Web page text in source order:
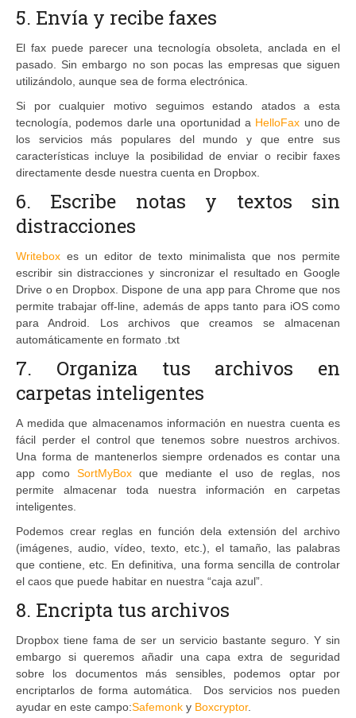
5. Envía y recibe faxes
El fax puede parecer una tecnología obsoleta, anclada en el
pasado. Sin embargo no son pocas las empresas que siguen
utilizándolo, aunque sea de forma electrónica.
Si por cualquier motivo seguimos estando atados a esta
tecnología, podemos darle una oportunidad a HelloFax uno de
los servicios más populares del mundo y que entre sus
características incluye la posibilidad de enviar o recibir faxes
directamente desde nuestra cuenta en Dropbox.
6. Escribe notas y textos sin
distracciones
Writebox es un editor de texto minimalista que nos permite
escribir sin distracciones y sincronizar el resultado en Google
Drive o en Dropbox. Dispone de una app para Chrome que nos
permite trabajar off-line, además de apps tanto para iOS como
para Android. Los archivos que creamos se almacenan
automáticamente en formato .txt
7. Organiza tus archivos en
carpetas inteligentes
A medida que almacenamos información en nuestra cuenta es
fácil perder el control que tenemos sobre nuestros archivos.
Una forma de mantenerlos siempre ordenados es contar una
app como SortMyBox que mediante el uso de reglas, nos
permite almacenar toda nuestra información en carpetas
inteligentes.
Podemos crear reglas en función dela extensión del archivo
(imágenes, audio, vídeo, texto, etc.), el tamaño, las palabras
que contiene, etc. En definitiva, una forma sencilla de controlar
el caos que puede habitar en nuestra “caja azul”.
8. Encripta tus archivos
Dropbox tiene fama de ser un servicio bastante seguro. Y sin
embargo si queremos añadir una capa extra de seguridad
sobre los documentos más sensibles, podemos optar por
encriptarlos de forma automática. Dos servicios nos pueden
ayudar en este campo:Safemonk y Boxcryptor.